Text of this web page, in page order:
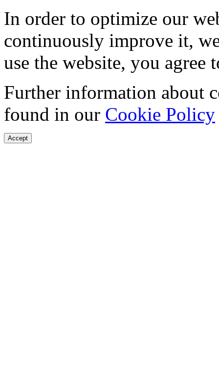
In order to optimize our
continuously improve it,
use the website, you agree
Further information about
found in our Cookie Policy
Accept